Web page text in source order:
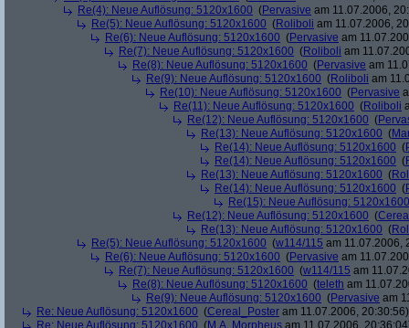
Re(4): Neue Auflösung: 5120x1600 (Pervasive am 11.07.2006,
Re(5): Neue Auflösung: 5120x1600 (Roliboli am 11.07.2006,
Re(6): Neue Auflösung: 5120x1600 (Pervasive am
Re(7): Neue Auflösung: 5120x1600 (Roliboli am
Re(8): Neue Auflösung: 5120x1600 (Pervasive am
Re(9): Neue Auflösung: 5120x1600 (Roliboli am
Re(10): Neue Auflösung: 5120x1600 (Pervasive
Re(11): Neue Auflösung: 5120x1600 (Roliboli
Re(12): Neue Auflösung: 5120x1600 (
Re(13): Neue Auflösung: 5120x1600 (
Re(14): Neue Auflösung: 5120x1600 (
Re(14): Neue Auflösung: 5120x1600 (
Re(13): Neue Auflösung: 5120x1600 (
Re(14): Neue Auflösung: 5120x1600 (
Re(15): Neue Auflösung: 5120x1600
Re(12): Neue Auflösung: 5120x1600 (
Re(13): Neue Auflösung: 5120x1600 (
Re(5): Neue Auflösung: 5120x1600 (w114/115 am 11.07.2006,
Re(6): Neue Auflösung: 5120x1600 (Pervasive am
Re(7): Neue Auflösung: 5120x1600 (w114/115 am
Re(8): Neue Auflösung: 5120x1600 (teleth am
Re(9): Neue Auflösung: 5120x1600 (Pervasive am
Re: Neue Auflösung: 5120x1600 (Cereal_Poster am 11.07.2006, 20:30:56)
Re: Neue Auflösung: 5120x1600 (M.A. Morpheus am 11.07.2006,